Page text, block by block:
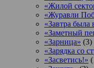
«Жилой
«Журавли
«Завтра была
«Заметный
«Зарница» (3)
«Зарядка со
«Засветись!»